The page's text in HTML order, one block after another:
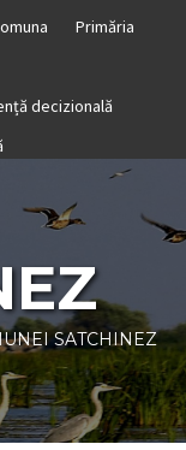
Primăria
decizională
SATCHINEZ